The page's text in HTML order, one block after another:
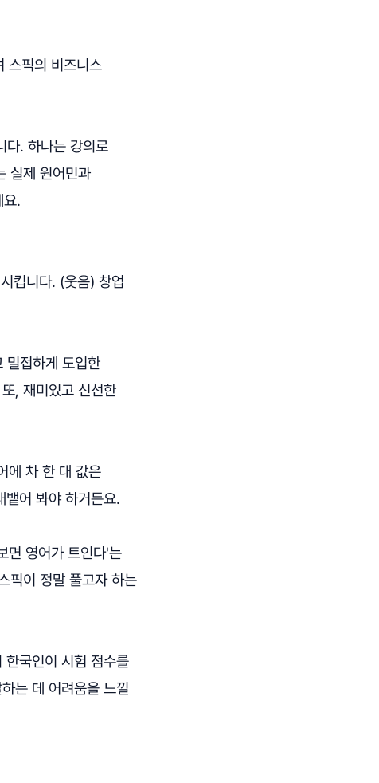
스픽의 비즈니스
다. 하나는 강의로
실제 원어민과
요.
킵니다. (웃음) 창업
밀접하게 도입한
, 재미있고 신선한
에 차 한 대 값은
뱉어 봐야 하거든요.
면 영어가 트인다'는
픽이 정말 풀고자 하는
국인이 시험 점수를
는 데 어려움을 느낄